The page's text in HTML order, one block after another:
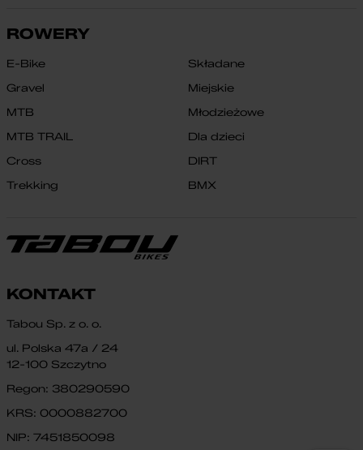
ROWERY
E-Bike
Gravel
MTB
MTB TRAIL
Cross
Trekking
Składane
Miejskie
Młodzieżowe
Dla dzieci
DIRT
BMX
KONTAKT
Tabou Sp. z o. o.
ul. Polska 47a / 24
12-100 Szczytno
Regon: 380290590
KRS: 0000882700
NIP: 7451850098